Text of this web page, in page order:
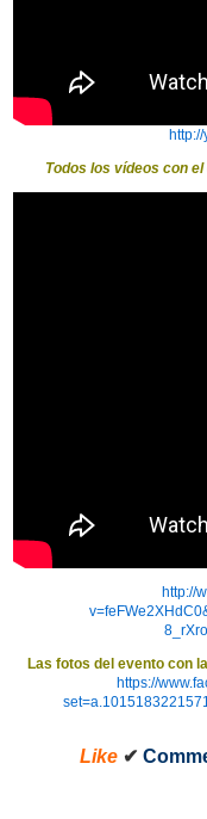
Todos los vídeos con
http://
Las fotos del evento con
https://
Like ✔